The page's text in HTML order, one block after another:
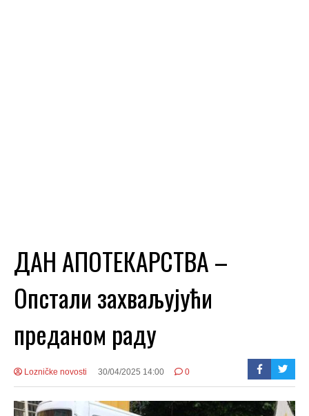
ДАН АПОТЕКАРСТВА –
Опстали захваљујући
преданом раду
Lozničke novosti 30/04/2025 14:00 0